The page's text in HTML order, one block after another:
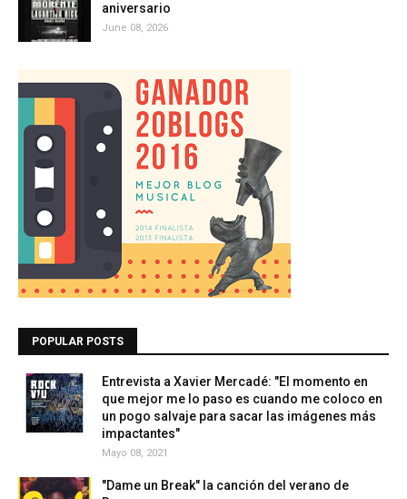
aniversario
June 08, 2026
POPULAR POSTS
Entrevista a Xavier Mercadé: "El momento en
que mejor me lo paso es cuando me coloco en
un pogo salvaje para sacar las imágenes más
impactantes"
Mayo 08, 2021
"Dame un Break" la canción del verano de